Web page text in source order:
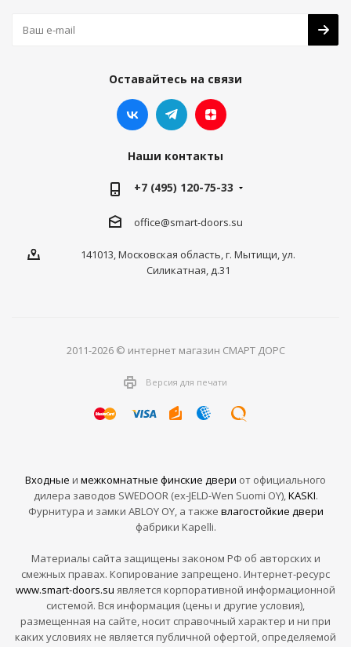
Оставайтесь на связи
Наши контакты
+7 (495) 120-75-33
office@smart-doors.su
141013, Московская область, г. Мытищи, ул.
Силикатная, д.31
2011-2026 © интернет магазин СМАРТ ДОРС
Версия для печати
Входные и межкомнатные финские двери от официального
дилера заводов SWEDOOR (ex-JELD-Wen Suomi OY),KASKI.
Фурнитура и замки ABLOY OY, а также влагостойкие двери
фабрики Kapelli.
Материалы сайта защищены законом РФ об авторских и
смежных правах. Копирование запрещено. Интернет-ресурс
www.smart-doors.su является корпоративной информационной
системой. Вся информация (цены и другие условия),
размещенная на сайте, носит справочный характер и ни при
каких условиях не является публичной офертой, определяемой